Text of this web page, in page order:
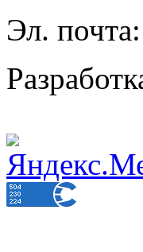
Эл. почта: